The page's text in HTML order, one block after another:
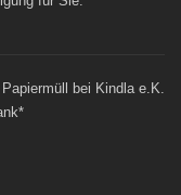
bei Kindla e.K.